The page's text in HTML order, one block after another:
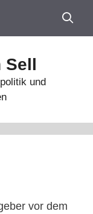
Sell
und
vor dem